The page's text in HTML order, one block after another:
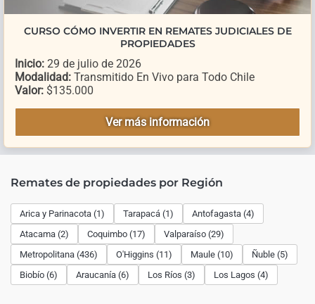
CURSO CÓMO INVERTIR EN REMATES JUDICIALES DE
PROPIEDADES
Inicio: 29 de julio de 2026
Modalidad: Transmitido En Vivo para Todo Chile
Valor: $135.000
Ver más información
Remates de propiedades por Región
Arica y Parinacota (1) Tarapacá (1)
Antofagasta (4)
Atacama (2)
Coquimbo (17)
Valparaíso (29)
Metropolitana (436)
O'Higgins (11) Maule (10)
Ñuble (5)
Biobío (6)
Araucanía (6) Los Ríos (3) Los Lagos (4)